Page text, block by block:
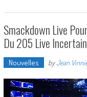
Smackdown Live
Du 205 Live
Nouvelles byJean